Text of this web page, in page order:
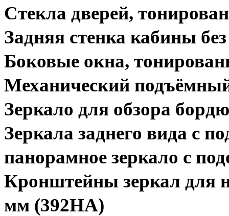
Стекла дверей,
Задняя стенка кабины
Боковые окна,
Механический
Зеркало для обзора
Зеркала заднего вида с
панорамное зеркало с
Кронштейны зеркал для
мм (392HA)